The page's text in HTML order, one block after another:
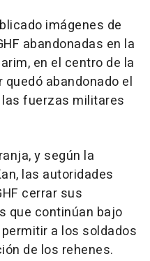
imágenes de
abandonadas en la
en el centro de la
quedó abandonado el
fuerzas militares
y según la
las autoridades
cerrar sus
que continúan bajo
a los soldados
de los rehenes.